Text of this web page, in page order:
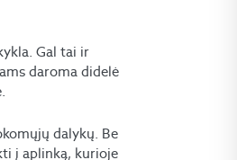
Gal tai ir
daroma didelė
dalykų. Be
į aplinką, kurioje